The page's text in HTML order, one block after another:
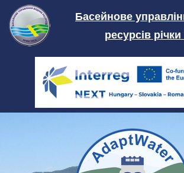
Skip
content
Басейнове
ресурсів